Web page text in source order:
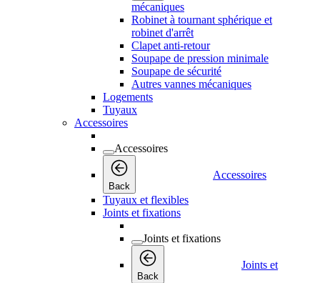
mécaniques
Robinet à tournant sphérique et
robinet d'arrêt
Clapet anti-retour
Soupape de pression minimale
Soupape de sécurité
Autres vannes mécaniques
Logements
Tuyaux
Accessoires
Accessoires
Back
Accessoires
Tuyaux et flexibles
Joints et fixations
Joints et fixations
Back
Joints et